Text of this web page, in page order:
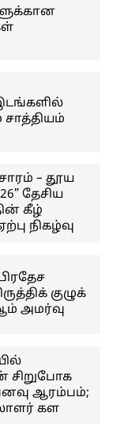
– தூய
தேசிய
கீழ்
நிகழ்வு
குழுக்
அமர்வு
சிறுபோக
ஆரம்பம்;
கள